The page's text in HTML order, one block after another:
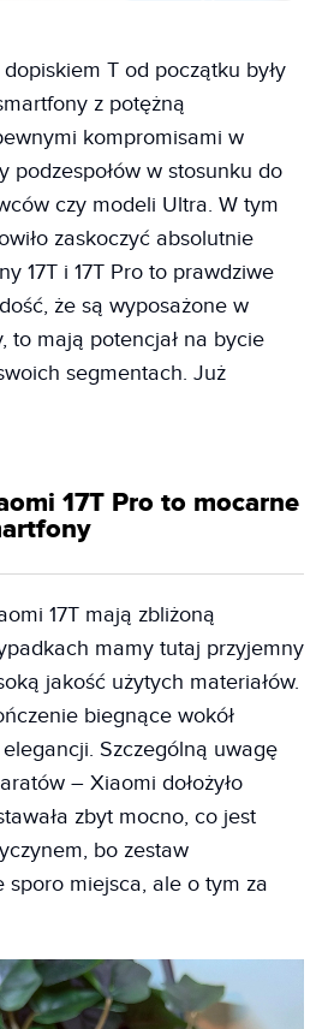
T od początku były
z potężną
kompromisami w
podzespołów w stosunku do
czy modeli Ultra. W tym
zaskoczyć absolutnie
17T i 17T Pro to prawdziwe
że są wyposażone w
to mają potencjał na bycie
segmentach. Już
17T Pro to mocarne
17T mają zbliżoną
mamy tutaj przyjemny
jakość użytych materiałów.
biegnące wokół
Szczególną uwagę
– Xiaomi dołożyło
zbyt mocno, co jest
bo zestaw
sporo miejsca, ale o tym za